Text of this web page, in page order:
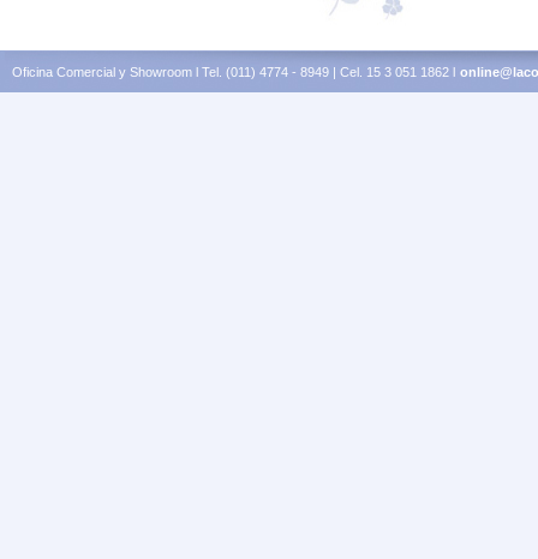
Oficina Comercial y Showroom l Tel. (011) 4774 - 8949 | Cel. 15 3 051 1862 l